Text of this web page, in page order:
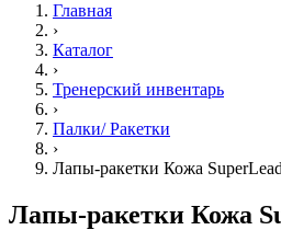
Главная
›
Каталог
›
Тренерский инвентарь
›
Палки/ Ракетки
›
Лапы-ракетки Кожа SuperLead
Лапы-ракетки Кожа